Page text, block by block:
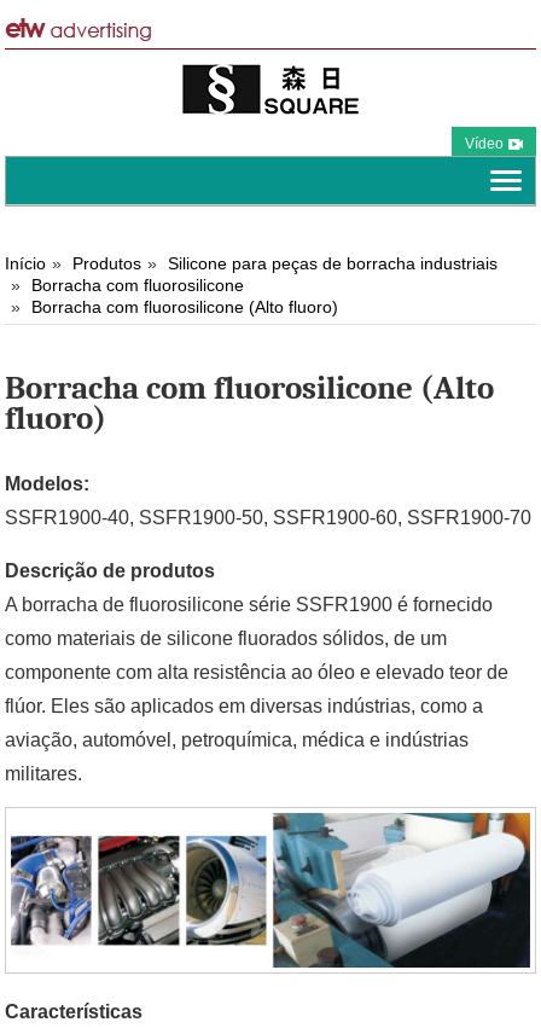
Vídeo
Início Produtos
Silicone para peças de borracha industriais
Borracha com fluorosilicone
Borracha com fluorosilicone (Alto fluoro)
Borracha com fluorosilicone (Alto
fluoro)
Modelos:
SSFR1900-40, SSFR1900-50, SSFR1900-60, SSFR1900-70
Descrição de produtos
A borracha de fluorosilicone série SSFR1900 é fornecido
como materiais de silicone fluorados sólidos, de um
componente com alta resistência ao óleo e elevado teor de
flúor. Eles são aplicados em diversas indústrias, como a
aviação, automóvel, petroquímica, médica e indústrias
militares.
Características